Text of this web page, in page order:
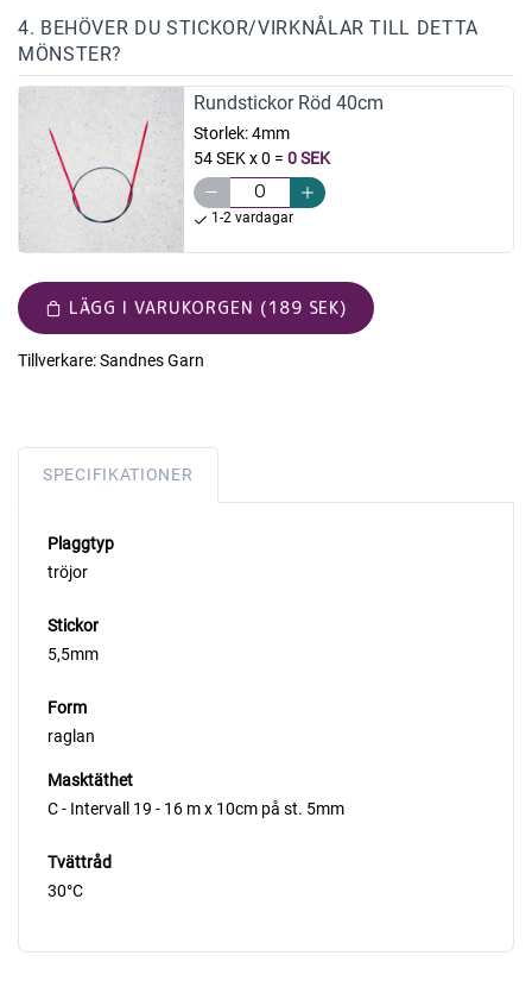
4. BEHÖVER DU STICKOR/VIRKNÅLAR TILL DETTA
MÖNSTER?
Rundstickor Röd 40cm
Storlek:4mm
54 SEK x 0 = 0 SEK
1-2 vardagar
LÄGG I VARUKORGEN (189 SEK)
Tillverkare:Sandnes Garn
SPECIFIKATIONER
Plaggtyp
tröjor
Stickor
5,5mm
Form
raglan
Masktäthet
C - Intervall 19 - 16 m x 10cm på st. 5mm
Tvättråd
30°C